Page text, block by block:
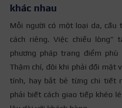
khác nhau
Mỗi người có một loại da, cấu
cách riêng. Việc chiều
phương pháp trang điểm
Thậm chí, đôi khi phải đối mặt
tính, hay bắt bẻ từng chi tiết
phải biết cách giao tiếp khéo